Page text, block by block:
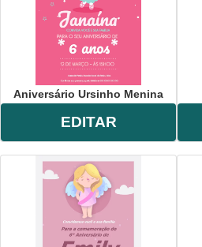
Aniversário Ursinho Menina
EDITAR